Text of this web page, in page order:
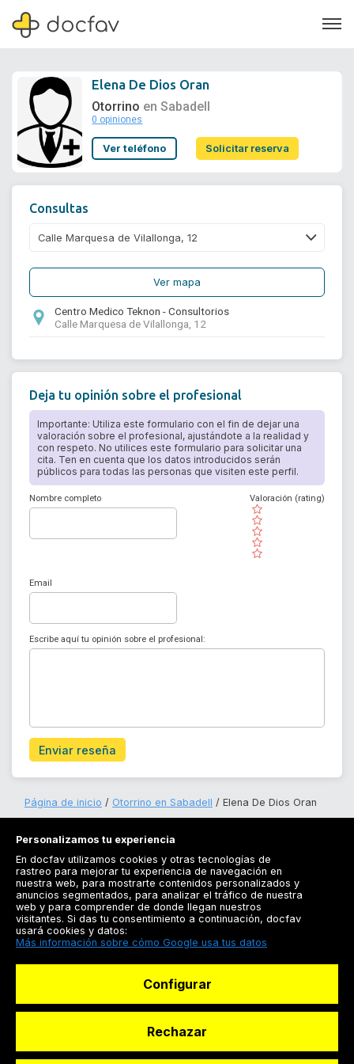
Soporte
Elena De Dios Oran
Otorrino en Sabadell
0 opiniones
Ver teléfono Solicitar reserva
Consultas
Ver mapa
Centro Medico Teknon - Consultorios
Calle Marquesa de Vilallonga, 12
Deja tu opinión sobre el profesional
Importante: Utiliza este formulario con el fin de dejar una
valoración sobre el profesional, ajustándote a la realidad y
con respeto. No utilices este formulario para solicitar una
cita. Ten en cuenta que los datos introducidos serán
públicos para todas las personas que visiten este perfil.
Nombre completo
( )
( )
( )
( )
( )
Valoración (rating)
Email
Escribe aquí tu opinión sobre el profesional:
Enviar reseña
Página de inicio Otorrino en Sabadell Elena De Dios Oran
Registrarse
Docfav
Personalizamos tu experiencia
En docfav utilizamos cookies y otras tecnologías de
rastreo para mejorar tu experiencia de navegación en
nuestra web, para mostrarte contenidos personalizados y
anuncios segmentados, para analizar el tráfico de nuestra
web y para comprender de donde llegan nuestros
visitantes. Si das tu consentimiento a continuación, docfav
usará cookies y datos:
Más información sobre cómo Google usa tus datos
Configurar
Rechazar